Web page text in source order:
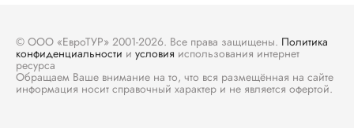
© ООО «ЕвроТУР» 2001-2026. Все права защищены. Политика
конфиденциальности и условия использования интернет
ресурса
Обращаем Ваше внимание на то, что вся размещённая на сайте
информация носит справочный характер и не является офертой.